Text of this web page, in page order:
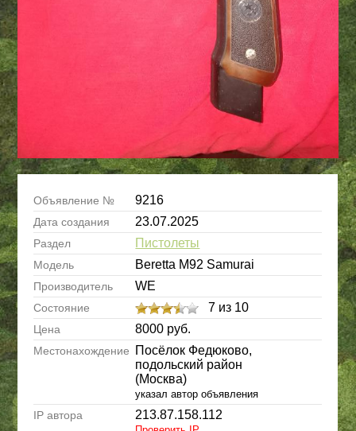
Объявление № 9216
Дата создания 23.07.2025
Раздел Пистолеты
Модель Beretta M92 Samurai
Производитель WE
Состояние 7 из 10
Цена 8000 руб.
Местонахождение
Посёлок Федюково,
подольский район
(Москва)
указал автор объявления
IP автора
213.87.158.112